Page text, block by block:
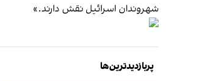
شهروندان اسرائیل نقش دارند.»
پربازدیدترین‌ها